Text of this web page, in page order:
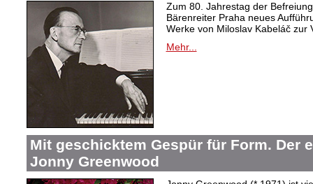
Zum 80. Jahrestag der
Bärenreiter Praha neues
Werke von Miloslav Kabeláč zur
Mehr...
Mit geschicktem Gespür für Form. Der
Jonny Greenwood